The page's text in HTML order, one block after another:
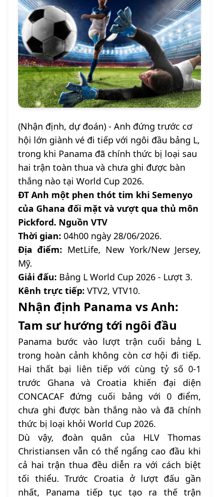
(Nhận định, dự đoán) - Anh đứng trước cơ
hội lớn giành vé đi tiếp với ngôi đầu bảng L,
trong khi Panama đã chính thức bị loại sau
hai trận toàn thua và chưa ghi được bàn
thắng nào tại World Cup 2026.
ĐT Anh một phen thót tim khi Semenyo
của Ghana đối mặt và vượt qua thủ môn
Pickford. Nguồn VTV
Thời gian: 04h00 ngày 28/06/2026.
Địa điểm: MetLife, New York/New Jersey,
Mỹ.
Giải đấu: Bảng L World Cup 2026 - Lượt 3.
Kênh trực tiếp: VTV2, VTV10.
Nhận định Panama vs Anh:
Tam sư hướng tới ngôi đầu
Panama bước vào lượt trận cuối bảng L
trong hoàn cảnh không còn cơ hội đi tiếp.
Hai thất bại liên tiếp với cùng tỷ số 0-1
trước Ghana và Croatia khiến đại diện
CONCACAF đứng cuối bảng với 0 điểm,
chưa ghi được bàn thắng nào và đã chính
thức bị loại khỏi World Cup 2026.
Dù vậy, đoàn quân của HLV Thomas
Christiansen vẫn có thể ngẩng cao đầu khi
cả hai trận thua đều diễn ra với cách biệt
tối thiểu. Trước Croatia ở lượt đấu gần
nhất, Panama tiếp tục tạo ra thế trận